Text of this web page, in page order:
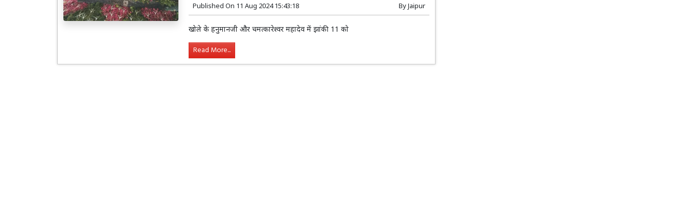
Published On 11 Aug 2024 15:43:18 ByJaipur
खोले के हनुमानजी और चमत्कारेश्वर महादेव में झांकी 11 को
Read More...